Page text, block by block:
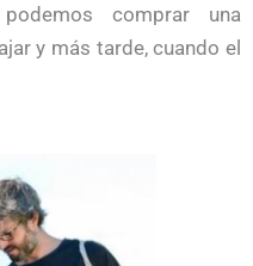
comprar una
y más tarde, cuando el